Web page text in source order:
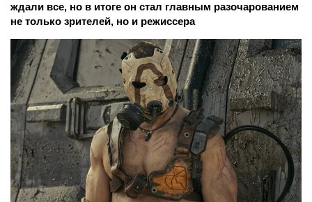
ждали все, но в итоге он стал главным разочарованием
не только зрителей, но и режиссера